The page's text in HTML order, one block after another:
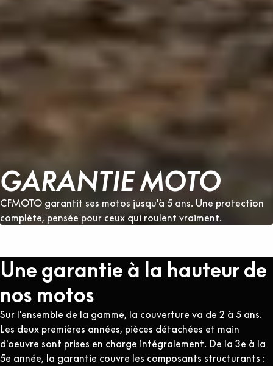
GARANTIE MOTO
CFMOTO garantit ses motos jusqu'à 5 ans. Une protection
complète, pensée pour ceux qui roulent vraiment.
Une garantie à la hauteur de
nos motos
Sur l'ensemble de la gamme, la couverture va de 2 à 5 ans.
Les deux premières années, pièces détachées et main
d'oeuvre sont prises en charge intégralement. De la 3e à la
5e année, la garantie couvre les composants structurants :